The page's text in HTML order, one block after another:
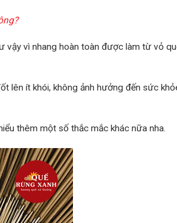
vậy vì nhang hoàn toàn được làm từ vỏ
lên ít khói, không ảnh hưởng đến sức
thêm một số thắc mắc khác nữa nha.